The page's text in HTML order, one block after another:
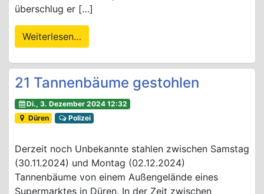
überschlug er […]
Weiterlesen…
21 Tannenbäume gestohlen
Di., 3. Dezember 2024 12:32
Düren
Polizei
Derzeit noch Unbekannte stahlen zwischen Samstag
(30.11.2024) und Montag (02.12.2024)
Tannenbäume von einem Außengelände eines
Supermarktes in Düren. In der Zeit zwischen